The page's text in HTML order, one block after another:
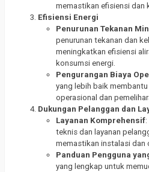
memastikan efisiensi dan
Efisiensi Energi
Penurunan Tekanan
penurunan tekanan dan
meningkatkan efisiensi
konsumsi energi.
Pengurangan Biaya
yang lebih baik
operasional dan
Dukungan Pelanggan dan
Layanan Komprehensif
teknis dan layanan
memastikan instalasi dan
Panduan Pengguna
yang lengkap untuk